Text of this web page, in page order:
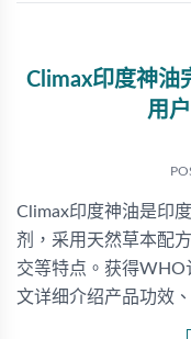
Climax印度神油
用
Climax印度神油是印
剂，采用天然草本配
交等特点。获得WHO
文详细介绍产品功效